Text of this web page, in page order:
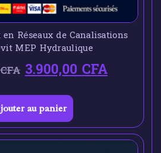
Réseaux de Canalisations
MEP Hydraulique
CFA 3.900,00CFA
au panier